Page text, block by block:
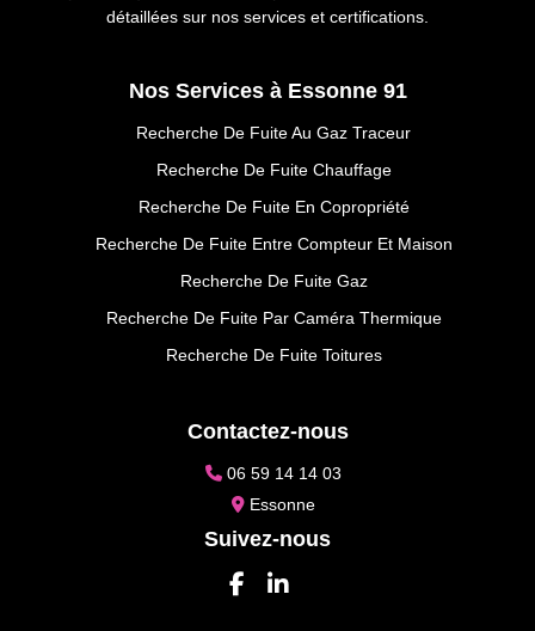
détaillées sur nos services et certifications.
Nos Services à Essonne 91
Recherche De Fuite Au Gaz Traceur
Recherche De Fuite Chauffage
Recherche De Fuite En Copropriété
Recherche De Fuite Entre Compteur Et Maison
Recherche De Fuite Gaz
Recherche De Fuite Par Caméra Thermique
Recherche De Fuite Toitures
Contactez-nous
06 59 14 14 03
Essonne
Suivez-nous